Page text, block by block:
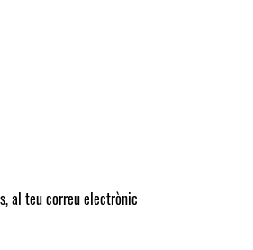
al teu correu electrònic